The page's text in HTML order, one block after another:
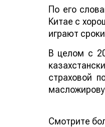
По его
Китае с
играют
В целом с
страховой
Смотрите